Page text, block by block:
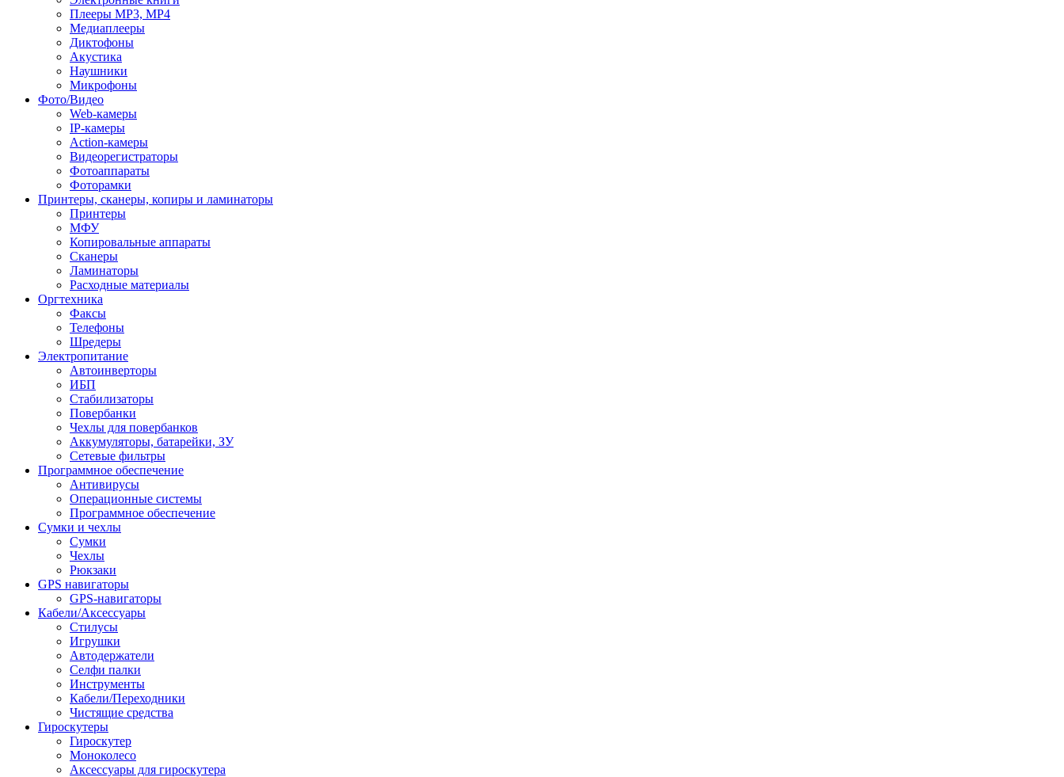
Плееры MP3, MP4
Медиаплееры
Диктофоны
Акустика
Наушники
Микрофоны
Фото/Видео
Web-камеры
IP-камеры
Action-камеры
Видеорегистраторы
Фотоаппараты
Фоторамки
Принтеры, сканеры, копиры и ламинаторы
Принтеры
МФУ
Копировальные аппараты
Сканеры
Ламинаторы
Расходные материалы
Оргтехника
Факсы
Телефоны
Шредеры
Электропитание
Автоинверторы
ИБП
Стабилизаторы
Повербанки
Чехлы для повербанков
Аккумуляторы, батарейки, ЗУ
Сетевые фильтры
Программное обеспечение
Антивирусы
Операционные системы
Программное обеспечение
Сумки и чехлы
Сумки
Чехлы
Рюкзаки
GPS навигаторы
GPS-навигаторы
Кабели/Аксессуары
Стилусы
Игрушки
Автодержатели
Селфи палки
Инструменты
Кабели/Переходники
Чистящие средства
Гироскутеры
Гироскутер
Моноколесо
Аксессуары для гироскутера